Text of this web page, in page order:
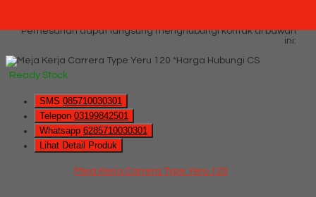
*Pemesanan dapat langsung menghubungi kontak di bawah
ini:
*Harga Hubungi CS
Ready Stock
SMS 085710030301
Telepon 03199842501
Whatsapp 6285710030301
Lihat Detail Produk
Meja Kerja Carrera Type Yeru 120